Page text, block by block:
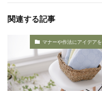
関連する記事
マナーや作法にアイデアを